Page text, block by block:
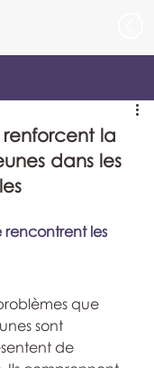
renforcent la
dans les
rencontrent les
que
sont
de